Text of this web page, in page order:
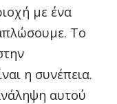
με ένα
Το
η συνέπεια.
αυτού